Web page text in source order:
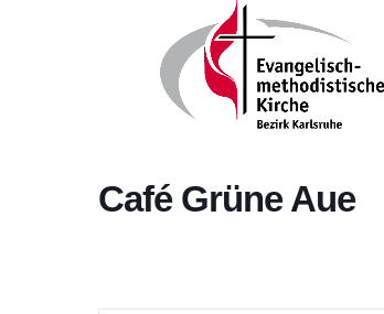
Café Grüne Aue